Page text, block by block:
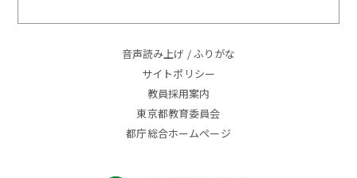
音声読み上げ / ふりがな
サイトポリシー
教員採用案内
東京都教育委員会
都庁総合ホームページ